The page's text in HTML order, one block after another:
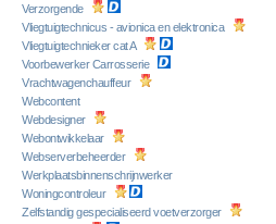
Verzorgende
Vliegtuigtechnicus - avionica en elektronica
Vliegtuigtechnieker cat A
Voorbewerker Carrosserie
Vrachtwagenchauffeur
Webcontent
Webdesigner
Webontwikkelaar
Webserverbeheerder
Werkplaatsbinnenschrijnwerker
Woningcontroleur
Zelfstandig gespecialiseerd voetverzorger